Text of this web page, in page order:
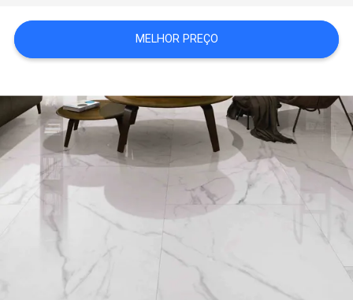
SITE
POLÍTICA
DE
PRIVACIDADE
MELHOR PREÇO